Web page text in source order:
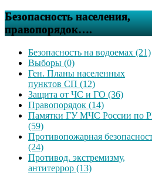
Безопасность населения,
правопорядок….
Безопасность на водоемах (21)
Выборы (0)
Ген. Планы населенных
пунктов СП (12)
Защита от ЧС и ГО (36)
Правопорядок (14)
Памятки ГУ МЧС России по
(59)
Противопожарная
(24)
Противод. экстремизму,
антитеррор (13)